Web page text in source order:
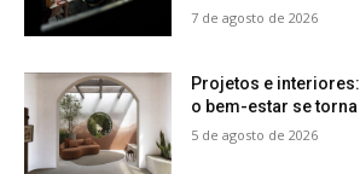
7 de agosto de 2026
Projetos e interiores:
o bem-estar se torna
5 de agosto de 2026